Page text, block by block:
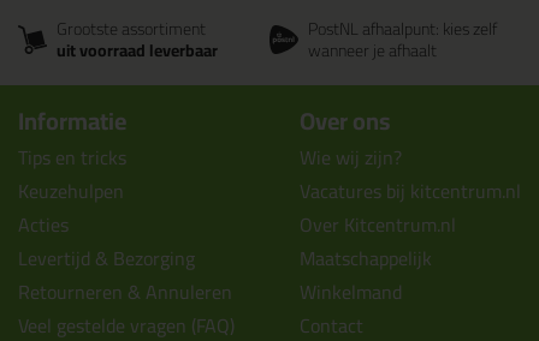
Grootste assortiment
uit voorraad leverbaar
PostNL afhaalpunt: kies zelf
wanneer je afhaalt
Informatie
Tips en tricks
Keuzehulpen
Acties
Levertijd & Bezorging
Retourneren & Annuleren
Veel gestelde vragen (FAQ)
Over ons
Wie wij zijn?
Vacatures bij kitcentrum.nl
Over Kitcentrum.nl
Maatschappelijk
Winkelmand
Contact